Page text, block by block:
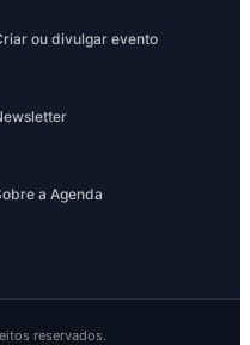
ou divulgar evento
a Agenda
reservados.